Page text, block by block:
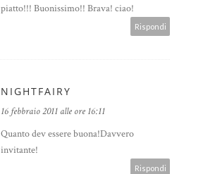
piatto!!! Buonissimo!! Brava! ciao!
Rispondi
NIGHTFAIRY
16 febbraio 2011 alle ore 16:11
Quanto dev essere buona!Davvero
invitante!
Rispondi